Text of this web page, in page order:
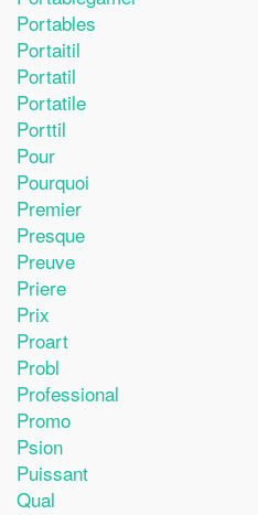
Portables
Portaitil
Portatil
Portatile
Porttil
Pour
Pourquoi
Premier
Presque
Preuve
Priere
Prix
Proart
Probl
Professional
Promo
Psion
Puissant
Qual